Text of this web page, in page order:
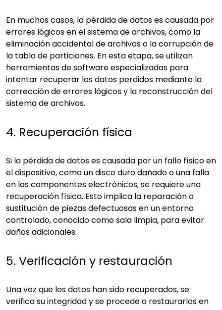
En muchos casos, la pérdida de datos es causada por
errores lógicos en el sistema de archivos, como la
eliminación accidental de archivos o la corrupción de
la tabla de particiones. En esta etapa, se utilizan
herramientas de software especializadas para
intentar recuperar los datos perdidos mediante la
corrección de errores lógicos y la reconstrucción del
sistema de archivos.
4. Recuperación física
Si la pérdida de datos es causada por un fallo físico en
el dispositivo, como un disco duro dañado o una falla
en los componentes electrónicos, se requiere una
recuperación física. Esto implica la reparación o
sustitución de piezas defectuosas en un entorno
controlado, conocido como sala limpia, para evitar
daños adicionales.
5. Verificación y restauración
Una vez que los datos han sido recuperados, se
verifica su integridad y se procede a restaurarlos en